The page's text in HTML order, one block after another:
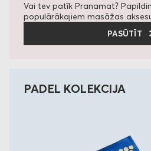
Vai tev patīk Pranamat?
populārākajiem masāžas
PASŪTĪT
PADEL KOLEKCIJA